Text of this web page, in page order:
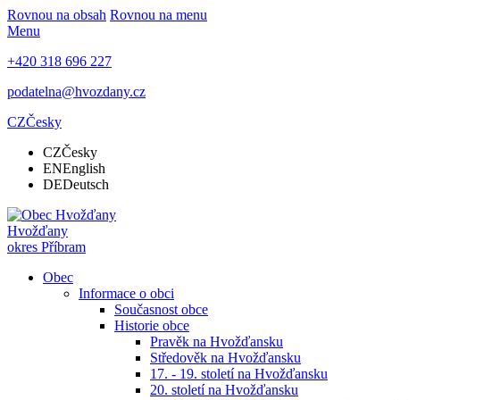
Rovnou na obsah Rovnou na menu
Menu
+420 318 696 227
podatelna@hvozdany.cz
CZČesky
CZČesky
ENEnglish
DEDeutsch
Hvožďany
okres Příbram
Obec
Informace o obci
Současnost obce
Historie obce
Pravěk na Hvožďansku
Středověk na Hvožďansku
17. - 19. století na Hvožďansku
20. století na Hvožďansku